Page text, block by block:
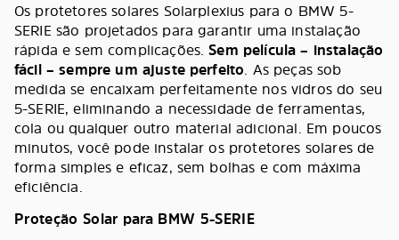
Os protetores solares Solarplexius para o BMW 5-
SERIE são projetados para garantir uma instalação
rápida e sem complicações.Sem película – instalação
fácil – sempre um ajuste perfeito. As peças sob
medida se encaixam perfeitamente nos vidros do seu
5-SERIE, eliminando a necessidade de ferramentas,
cola ou qualquer outro material adicional. Em poucos
minutos, você pode instalar os protetores solares de
forma simples e eficaz, sem bolhas e com máxima
eficiência.
Proteção Solar para BMW 5-SERIE